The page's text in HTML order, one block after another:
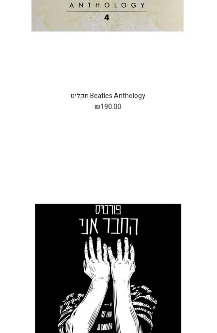
Beatles Anthology תקליט
₪190.00